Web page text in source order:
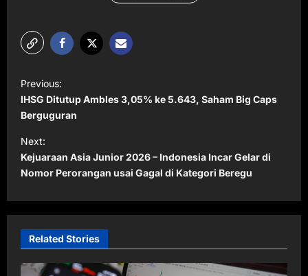
o
s
t
n
a
v
g
a
Previous:
IHSG Ditutup Ambles 3,05% ke 5.643, Saham Big Caps
Berguguran
Next:
Kejuaraan Asia Junior 2026 – Indonesia Incar Gelar di
Nomor Perorangan usai Gagal di Kategori Beregu
Related Stories